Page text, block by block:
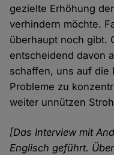
gezielte Erhöhung
verhindern möchte.
überhaupt noch gibt.
entscheidend davon
schaffen, uns auf die
Probleme zu
weiter unnützen
[Das Interview mit
Englisch geführt.